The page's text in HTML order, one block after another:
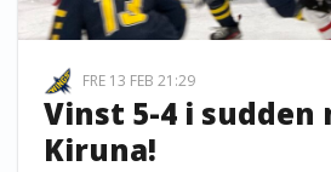
FRE 13 FEB 21:29
Vinst 5-4 i sudden
Kiruna!